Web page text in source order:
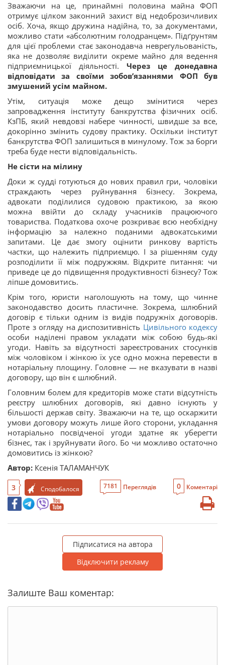
Зважаючи на це, принаймні половина майна ФОП
отримує цілком законний захист від недоброзичливих
осіб. Хоча, якщо дружина надійна, то, за документами,
можливо стати «абсолютним голодранцем». Підґрунтям
для цієї проблеми стає законодавча неврегульованість,
яка не дозволяє виділити окреме майно для ведення
підприємницької діяльності. Через це донедавна
відповідати за своїми зобов’язаннями ФОП був
змушений усім майном.
Утім, ситуація може дещо змінитися через
запровадження інституту банкрутства фізичних осіб.
КзПБ, який невдовзі набере чинності, швидше за все,
докорінно змінить судову практику. Оскільки інститут
банкрутства ФОП залишиться в минулому. Тож за борги
треба буде нести відповідальність.
Не сісти на мілину
Доки ж судді готуються до нових правил гри, чоловіки
страждають через руйнування бізнесу. Зокрема,
адвокати поділилися судовою практикою, за якою
можна ввійти до складу учасників працюючого
товариства. Податкова охоче розкриває всю необхідну
інформацію за належно поданими адвокатськими
запитами. Це дає змогу оцінити ринкову вартість
частки, що належить підприємцю. І за рішенням суду
розподілити її між подружжям. Відкрите питання: чи
приведе це до підвищення продуктивності бізнесу? Тож
ліпше домовитись.
Крім того, юристи наголошують на тому, що чинне
законодавство досить пластичне. Зокрема, шлюбний
договір є тільки одним із видів подружніх договорів.
Проте з огляду на диспозитивність Цивільного кодексу
особи наділені правом укладати між собою будь-які
угоди. Навіть за відсутності зареєстрованих стосунків
між чоловіком і жінкою їх усе одно можна перевести в
нотаріальну площину. Головне — не вказувати в назві
договору, що він є шлюбний.
Головним болем для кредиторів може стати відсутність
реєстру шлюбних договорів, які давно існують у
більшості держав світу. Зважаючи на те, що оскаржити
умови договору можуть лише його сторони, укладання
нотаріально посвідченої угоди здатне як уберегти
бізнес, так і зруйнувати його. Бо чи можливо остаточно
домовитись із жінкою?
Автор: Ксенія ТАЛАМАНЧУК
3 Сподобалося 7181 Переглядів 0 Коментарі
Підписатися на автора
Відключити рекламу
Залиште Ваш коментар: